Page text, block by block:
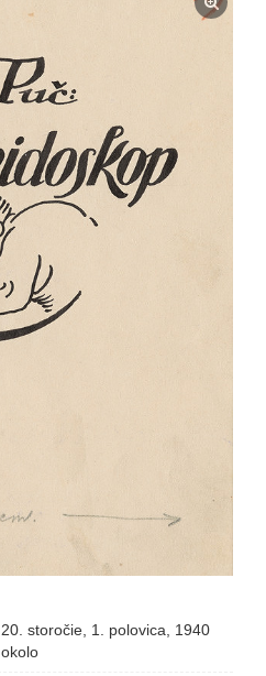
20. storočie, 1. polovica, 1940
okolo